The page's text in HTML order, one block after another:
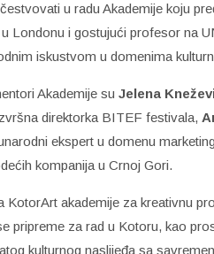
u radu Akademije koju
Londonu i gostujući profesor na
iskustvom u domenima
Akademije su Jelena
direktorka BITEF festivala,
ekspert u domenu
kompanija u Crnoj Gori.
KotorArt akademije za kreativnu
pripreme za rad u Kotoru, kao
kulturnog naslijeđa sa